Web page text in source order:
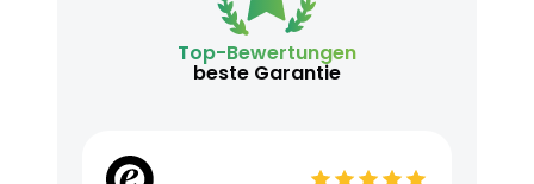
Top-Bewertungen
beste Garantie